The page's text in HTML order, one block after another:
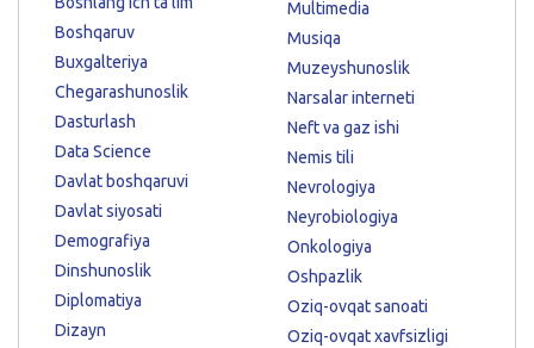
Boshqaruv
Buxgalteriya
Chegarashunoslik
Dasturlash
Data Science
Davlat boshqaruvi
Davlat siyosati
Demografiya
Dinshunoslik
Diplomatiya
Dizayn
Multimedia
Musiqa
Muzeyshunoslik
Narsalar interneti
Neft va gaz ishi
Nemis tili
Nevrologiya
Neyrobiologiya
Onkologiya
Oshpazlik
Oziq-ovqat sanoati
Oziq-ovqat xavfsizligi